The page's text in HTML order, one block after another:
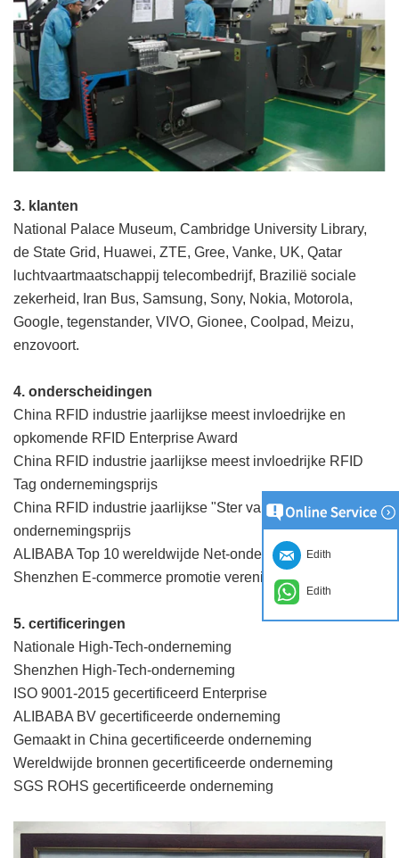
3. klanten
National Palace Museum, Cambridge University Library,
de State Grid, Huawei, ZTE, Gree, Vanke, UK, Qatar
luchtvaartmaatschappij telecombedrijf, Brazilië sociale
zekerheid, Iran Bus, Samsung, Sony, Nokia, Motorola,
Google, tegenstander, VIVO, Gionee, Coolpad, Meizu,
enzovoort.
4. onderscheidingen
China RFID industrie jaarlijkse meest invloedrijke en
opkomende RFID Enterprise Award
China RFID industrie jaarlijkse meest invloedrijke RFID
Tag ondernemingsprijs
China RFID industrie jaarlijkse "Ster van IOT" RFID Tag
ondernemingsprijs
ALIBABA Top 10 wereldwijde Net-ondernemers Award
Shenzhen E-commerce promotie vereniging eenheid
5. certificeringen
Nationale High-Tech-onderneming
Shenzhen High-Tech-onderneming
ISO 9001-2015 gecertificeerd Enterprise
ALIBABA BV gecertificeerde onderneming
Gemaakt in China gecertificeerde onderneming
Wereldwijde bronnen gecertificeerde onderneming
SGS ROHS gecertificeerde onderneming
Edith
Edith